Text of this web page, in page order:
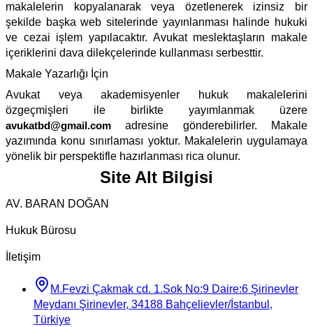
makalelerin kopyalanarak veya özetlenerek izinsiz bir
şekilde başka web sitelerinde yayınlanması halinde hukuki
ve cezai işlem yapılacaktır. Avukat meslektaşların makale
içeriklerini dava dilekçelerinde kullanması serbesttir.
Makale Yazarlığı İçin
Avukat veya akademisyenler hukuk makalelerini
özgeçmişleri ile birlikte yayımlanmak üzere
avukatbd@gmail.com adresine gönderebilirler. Makale
yazımında konu sınırlaması yoktur. Makalelerin uygulamaya
yönelik bir perspektifle hazırlanması rica olunur.
Site Alt Bilgisi
AV. BARAN DOĞAN
Hukuk Bürosu
İletişim
M.Fevzi Çakmak cd. 1.Sok No:9 Daire:6 Şirinevler
Meydanı Şirinevler, 34188 Bahçelievler/İstanbul,
Türkiye